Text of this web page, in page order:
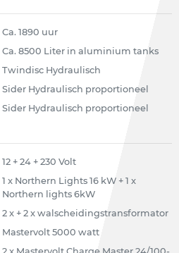
Ca. 1890 uur
Ca. 8500 Liter in aluminium tanks
Twindisc Hydraulisch
Sider Hydraulisch proportioneel
Sider Hydraulisch proportioneel
12 + 24 + 230 Volt
1 x Northern Lights 16 kW + 1 x
Northern lights 6kW
2 x + 2 x walscheidingstransformator
Mastervolt 5000 watt